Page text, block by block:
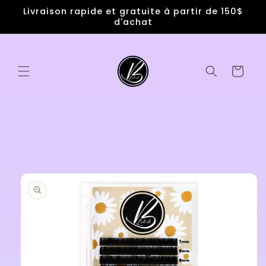
passer
contenu
Livraison rapide et gratuite à partir de 150$
d'achat
Panier